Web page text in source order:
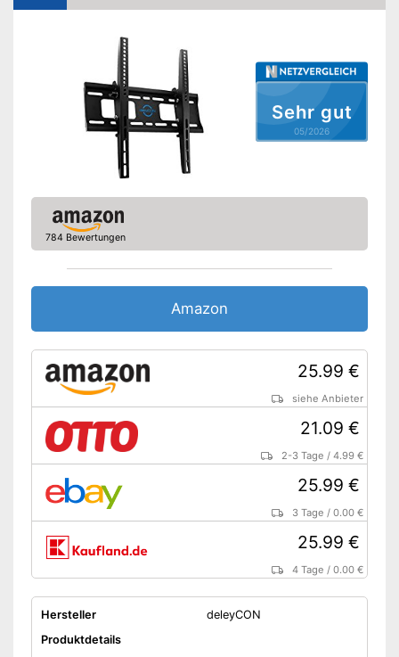
Vorteile
Kann in sämtliche Richtungen
Amazon Lieferzeit
Sehr gut
05/2026
784 Bewertungen
Amazon
25.99 €
siehe Anbieter
21.09 €
2-3 Tage /4.99 €
25.99 €
3 Tage /0.00 €
25.99 €
4 Tage /0.00 €
Hersteller
deleyCON
Produktdetails